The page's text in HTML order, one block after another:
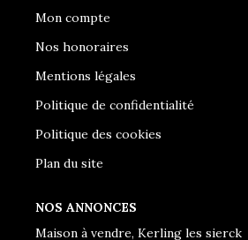
Mon compte
Nos honoraires
Mentions légales
Politique de confidentialité
Politique des cookies
Plan du site
NOS ANNONCES
Maison à vendre, Kerling les sierck